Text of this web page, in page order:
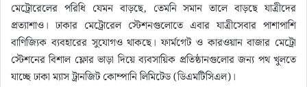
মেট্রোরেলের পরিধি যেমন বাড়ছে, তেমনি সমান তালে বাড়ছে যাত্রীদের
প্রত্যাশাও। ঢাকার মেট্রোরেল স্টেশনগুলোতে এবার যাত্রীসেবার পাশাপাশি
বাণিজ্যিক ব্যবহারের সুযোগও থাকছে। ফার্মগেট ও কারওয়ান বাজার মেট্রো
স্টেশনের বিশাল ফ্লোর ভাড়া দিয়ে ব্যবসায়িক প্রতিষ্ঠানগুলোর জন্য পথ খুলতে
যাচ্ছে ঢাকা ম্যাস ট্রানজিট কোম্পানি লিমিটেড (ডিএমটিসিএল)।